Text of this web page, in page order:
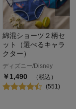
綿混ショーツ２柄セ
ット（選べるキャラ
クター）
ディズニー/Disney
￥1,490
（税込）
(551 )